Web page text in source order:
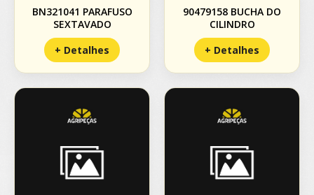
BN321041 PARAFUSO
SEXTAVADO
+ Detalhes
90479158 BUCHA DO
CILINDRO
+ Detalhes